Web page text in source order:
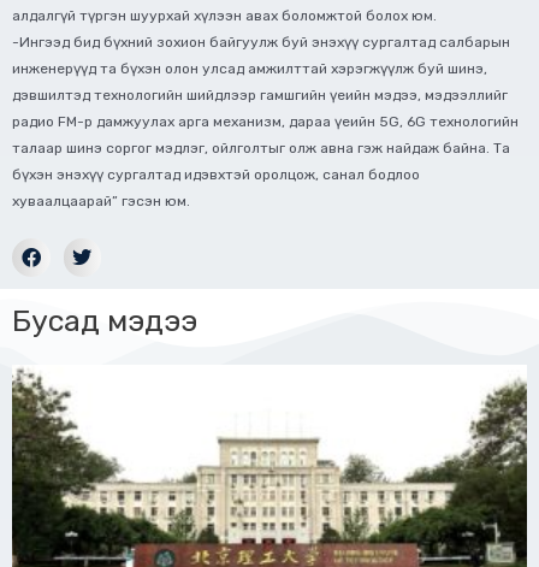
алдалгүй түргэн шуурхай хүлээн авах боломжтой болох юм.
-Ингээд бид бүхний зохион байгуулж буй энэхүү сургалтад салбарын
инженерүүд та бүхэн олон улсад амжилттай хэрэгжүүлж буй шинэ,
дэвшилтэд технологийн шийдлээр гамшгийн үеийн мэдээ, мэдээллийг
радио FM-р дамжуулах арга механизм, дараа үеийн 5G, 6G технологийн
талаар шинэ соргог мэдлэг, ойлголтыг олж авна гэж найдаж байна. Та
бүхэн энэхүү сургалтад идэвхтэй оролцож, санал бодлоо
хуваалцаарай” гэсэн юм.
Бусад мэдээ